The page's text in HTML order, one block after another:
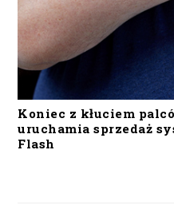
Koniec z kłuciem
uruchamia sprzedaż
Flash